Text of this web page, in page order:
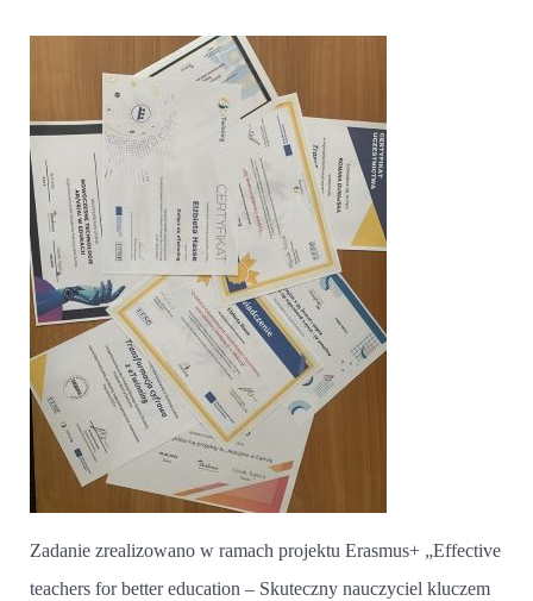
Zadanie zrealizowano w ramach projektu Erasmus+ „Effective
teachers for better education – Skuteczny nauczyciel kluczem